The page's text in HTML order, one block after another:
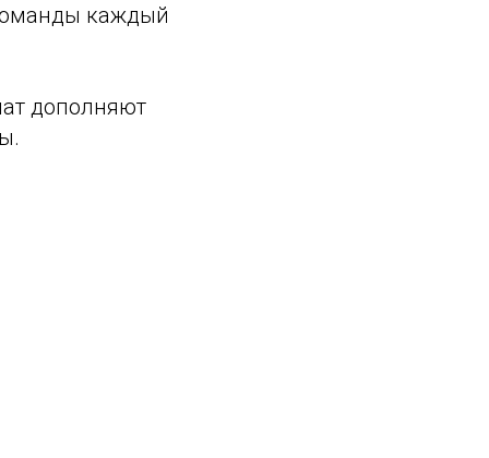
каждый
дополняют